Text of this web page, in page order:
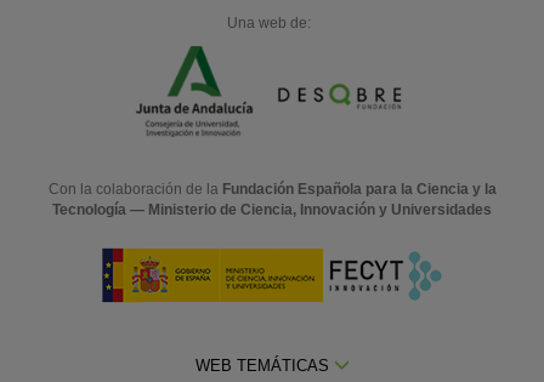
Una web de:
Con la colaboración de la Fundación Española para la Ciencia y la
Tecnología — Ministerio de Ciencia, Innovación y Universidades
WEB TEMÁTICAS